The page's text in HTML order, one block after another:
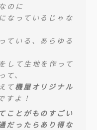
のに
なっているじゃな
ている、あらゆる
して生地を作って
て、
て機屋オリジナル
すよ！
ことがものすごい
だったらあり得な